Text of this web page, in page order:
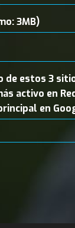
3MB)
de estos 3
activo en
en